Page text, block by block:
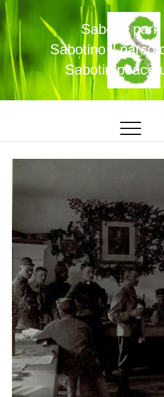
Sabotin park
Sabotino il parco
Sabotin